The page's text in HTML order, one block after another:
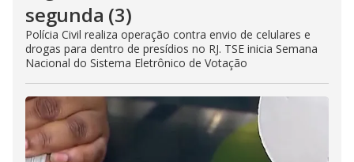
segunda (3)
Polícia Civil realiza operação contra envio de celulares e
drogas para dentro de presídios no RJ. TSE inicia Semana
Nacional do Sistema Eletrônico de Votação